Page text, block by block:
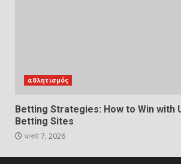
αθλητισμός
Betting Strategies: How to Win with
Betting Sites
আগস্ট 7, 2026